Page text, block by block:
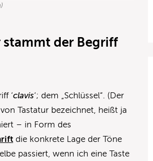
stammt der Begriff
‘clavis‘; dem „Schlüssel“. (Der
Tastatur bezeichnet, heißt ja
– in Form des
die konkrete Lage der Töne
passiert, wenn ich eine Taste